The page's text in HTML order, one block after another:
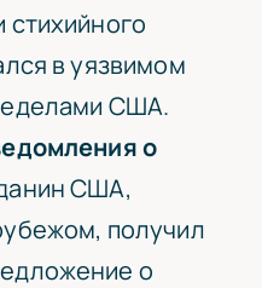
стихийного
в уязвимом
США.
о
США,
получил
о